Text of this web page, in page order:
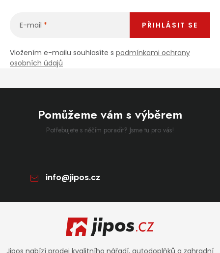
E-mail
Vložením e-mailu souhlasíte s podmínkami ochrany
osobních údajů
PŘIHLÁSIT SE
Pomůžeme vám s výběrem
Potřebujete s něčím poradit? Jsme tu pro vás!
info@jipos.cz
Jipos nabízí prodej kvalitního nářadí, autodoplňků a zahradní